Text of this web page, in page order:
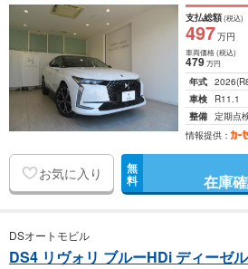
支払総額(税込)
497万円
車両価格(税込)
479万円
年式 2026
車検
R11.1
整備 定期点
情報提供：
お気に入り 無
料 在庫
DSオートモビル
DS4 リヴォリ ブルーHDi ディーゼ